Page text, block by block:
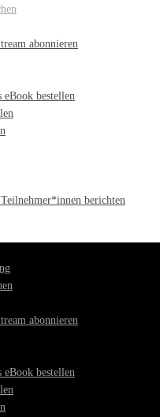
abonnieren
eBook bestellen
berichten
abonnieren
eBook bestellen